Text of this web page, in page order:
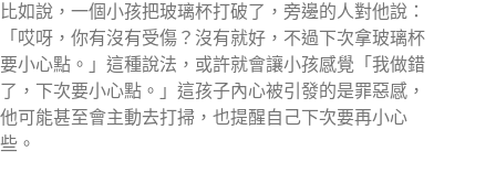
比如說，一個小孩把玻璃杯打破了，旁邊的人對他說：
「哎呀，你有沒有受傷？沒有就好，不過下次拿玻璃杯
要小心點。」這種說法，或許就會讓小孩感覺「我做錯
了，下次要小心點。」這孩子內心被引發的是罪惡感，
他可能甚至會主動去打掃，也提醒自己下次要再小心
些。